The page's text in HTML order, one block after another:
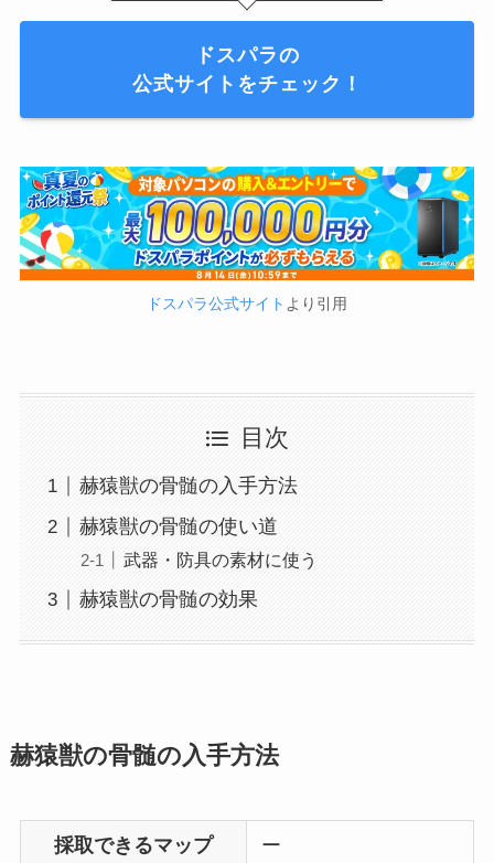
ドスパラの
公式サイトをチェック！
ドスパラ公式サイト より引用
目次
赫猿獣の骨髄の入手方法
赫猿獣の骨髄の使い道
武器・防具の素材に使う
赫猿獣の骨髄の効果
赫猿獣の骨髄の入手方法
採取できるマップ ー